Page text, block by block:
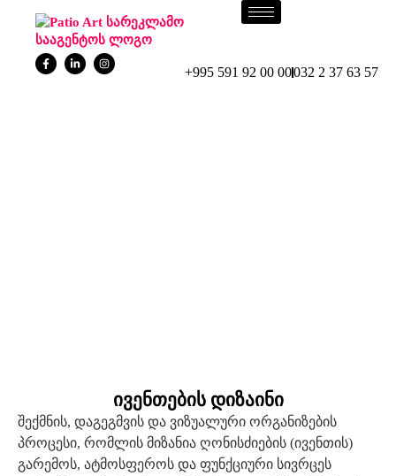
+995 591 92 00 00032 2 37 63 57
ივენთების დიზაინი
შექმნის, დაგეგმვის და ვიზუალური ორგანიზების
პროცესი, რომლის მიზანია ღონისძიების (ივენთის)
გარემოს, ატმოსფეროს და ფუნქციური სივრცეს